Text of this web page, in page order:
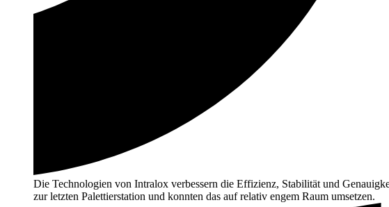
Die Technologien von Intralox verbessern die Effizienz, Stabilität und
zur letzten Palettierstation und konnten das auf relativ engem Raum umsetzen.